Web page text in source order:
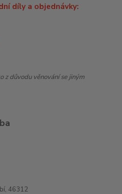
díly a objednávky:
z důvodu věnování se jiným
46312